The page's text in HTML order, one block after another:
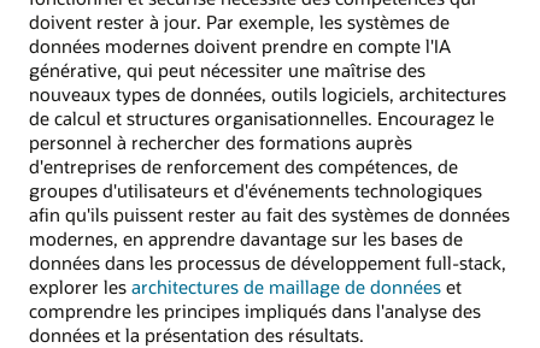
doivent rester à jour. Par exemple, les systèmes de
données modernes doivent prendre en compte l'IA
générative, qui peut nécessiter une maîtrise des
nouveaux types de données, outils logiciels, architectures
de calcul et structures organisationnelles. Encouragez le
personnel à rechercher des formations auprès
d'entreprises de renforcement des compétences, de
groupes d'utilisateurs et d'événements technologiques
afin qu'ils puissent rester au fait des systèmes de données
modernes, en apprendre davantage sur les bases de
données dans les processus de développement full-stack,
explorer les architectures de maillage de données et
comprendre les principes impliqués dans l'analyse des
données et la présentation des résultats.